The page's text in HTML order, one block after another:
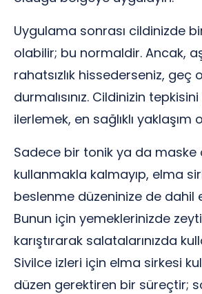
Uygulama sonrası cildinizde
olabilir; bu normaldir. Ancak,
rahatsızlık hissederseniz, geç
durmalısınız. Cildinizin
ilerlemek, en sağlıklı yaklaşım
Sadece bir tonik ya da maske
kullanmakla kalmayıp, elma
beslenme düzeninize de dahil
Bunun için yemeklerinizde
karıştırarak salatalarınızda
Sivilce izleri için elma sirkesi
düzen gerektiren bir süreçtir;